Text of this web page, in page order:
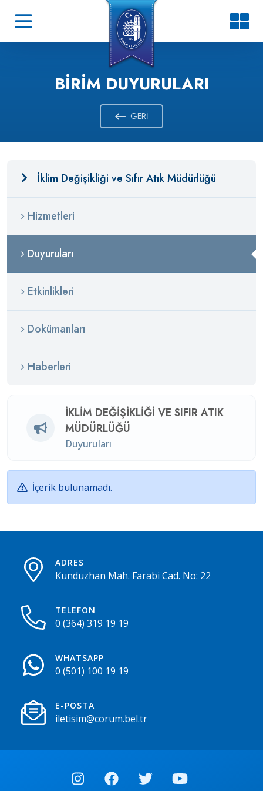
BIRIM DUYURULARI
GERI
İklim Değişikliği ve Sıfır Atık Müdürlüğü
Hizmetleri
Duyuruları
Etkinlikleri
Dokümanları
Haberleri
İKLIM DEĞIŞIKLIĞI VE SIFIR ATIK
MÜDÜRLÜĞÜ
Duyuruları
İçerik bulunamadı.
ADRES
Kunduzhan Mah. Farabi Cad. No: 22
TELEFON
0 (364) 319 19 19
WHATSAPP
0 (501) 100 19 19
E-POSTA
iletisim@corum.bel.tr